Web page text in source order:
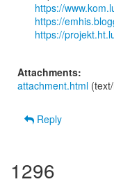
https://
https://
https://
Attachments:
attachment.html
Reply
1296